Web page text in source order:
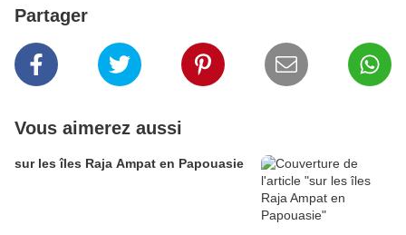
Partager
Vous aimerez aussi
sur les îles Raja Ampat en Papouasie